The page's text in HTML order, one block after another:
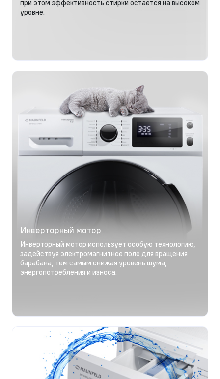
при этом эффективность стирки остается на высоком
уровне.
Инверторный мотор
Инверторный мотор использует особую технологию,
задействуя электромагнитное поле для вращения
барабана, тем самым снижая уровень шума,
энергопотребления и износа.